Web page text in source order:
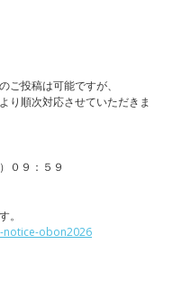
ご投稿は可能ですが、
り順次対応させていただきま
０９：５９
。
notice-obon2026